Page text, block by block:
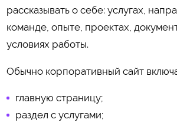
рассказывать о себе: услугах,
команде, опыте, проектах,
условиях работы.
Обычно корпоративный сайт
главную страницу;
раздел с услугами;